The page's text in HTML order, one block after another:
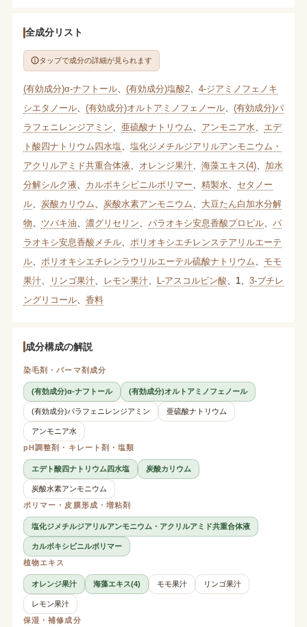
全成分リスト
タップで成分の詳細が見られます
(有効成分)α-ナフトール、 (有効成分)塩酸2、 4-ジアミノフェノキ
シエタノール、 (有効成分)オルトアミノフェノール、 (有効成分)パ
ラフェニレンジアミン
亜硫酸ナトリウム アンモニア水
エデ
ト酸四ナトリウム四水塩
塩化ジメチルジアリルアンモニウム・
アクリルアミド共重合体液
オレンジ果汁、 海藻エキス(4)、 加水
分解シルク液
カルボキシビニルポリマー 精製水
セタノー
ル、 炭酸カリウム 炭酸水素アンモニウム
大豆たん白加水分解
物
ツバキ油 濃グリセリン パラオキシ安息香酸プロピル、 パ
ラオキシ安息香酸メチル、 ポリオキシエチレンステアリルエーテ
ル、 ポリオキシエチレンラウリルエーテル硫酸ナトリウム
モモ
果汁、 リンゴ果汁、 レモン果汁、 L-アスコルビン酸 1
3-ブチレ
ングリコール、 香料
成分構成の解説
染毛剤・パーマ剤成分
(有効成分)α-ナフトール (有効成分)オルトアミノフェノール
(有効成分)パラフェニレンジアミン 亜硫酸ナトリウム
アンモニア水
pH調整剤・キレート剤・塩類
エデト酸四ナトリウム四水塩 炭酸カリウム
炭酸水素アンモニウム
ポリマー・皮膜形成・増粘剤
塩化ジメチルジアリルアンモニウム・アクリルアミド共重合体液
カルボキシビニルポリマー
植物エキス
オレンジ果汁 海藻エキス(4) モモ果汁 リンゴ果汁
レモン果汁
保湿・補修成分